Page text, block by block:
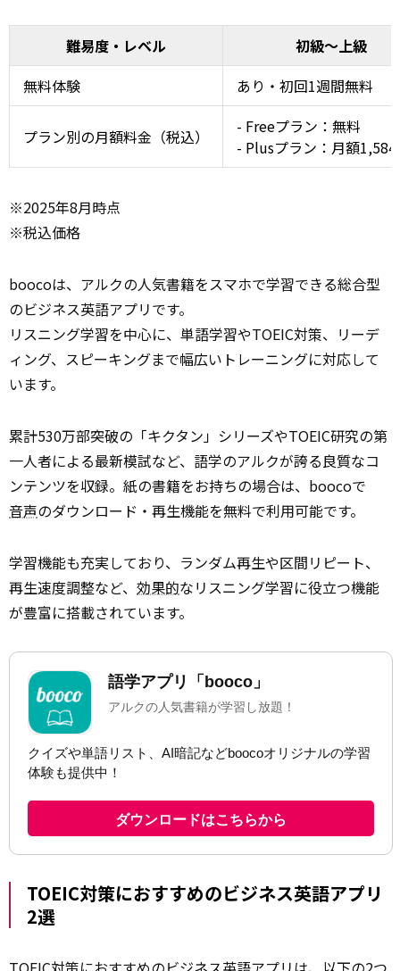
難易度・レベル
初級～上級
無料体験
あり・初回1週間無料
プラン別の月額料金（税込）
- Freeプラン：無料
- Plusプラン：月額
※2025年8月時点
※税込価格
boocoは、アルクの人気書籍をスマホで学習できる総合型
のビジネス英語アプリです。
リスニング学習を中心に、単語学習やTOEIC対策、リーデ
ィング、スピーキングまで幅広いトレーニングに対応して
います。
累計530万部突破の「キクタン」シリーズやTOEIC研究の第
一人者による最新模試など、語学のアルクが誇る良質なコ
ンテンツを収録。紙の書籍をお持ちの場合は、boocoで
音声のダウンロード・再生機能を無料で利用可能です。
学習機能も充実しており、ランダム再生や区間リピート、
再生速度調整など、 効果的なリスニング学習に役立つ機能
が豊富に搭載されています。
TOEIC対策におすすめのビジネス英語アプリ
2選